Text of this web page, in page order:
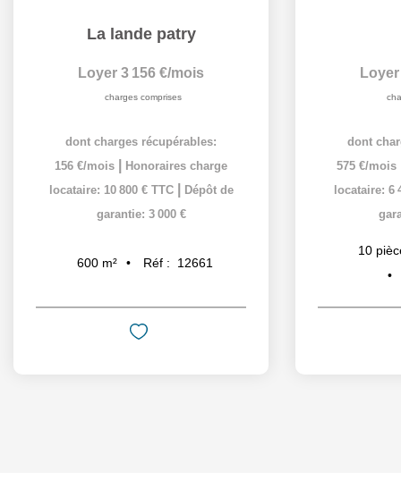
La lande patry
Loyer 3 156 €/mois
charges comprises
dont charges récupérables:
156 €/mois
Honoraires charge
locataire: 10 800 € TTC
Dépôt de
garantie: 3 000 €
600 m² Réf : 12661
dont
575 €/mois
locataire: 6
10